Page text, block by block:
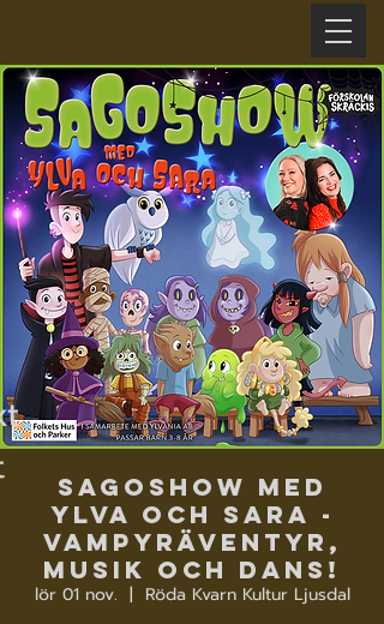
Sagoshow med
Ylva och Sara -
Vampyräventyr,
musik och dans!
lör 01 nov.
  |
Röda Kvarn Kultur Ljusdal